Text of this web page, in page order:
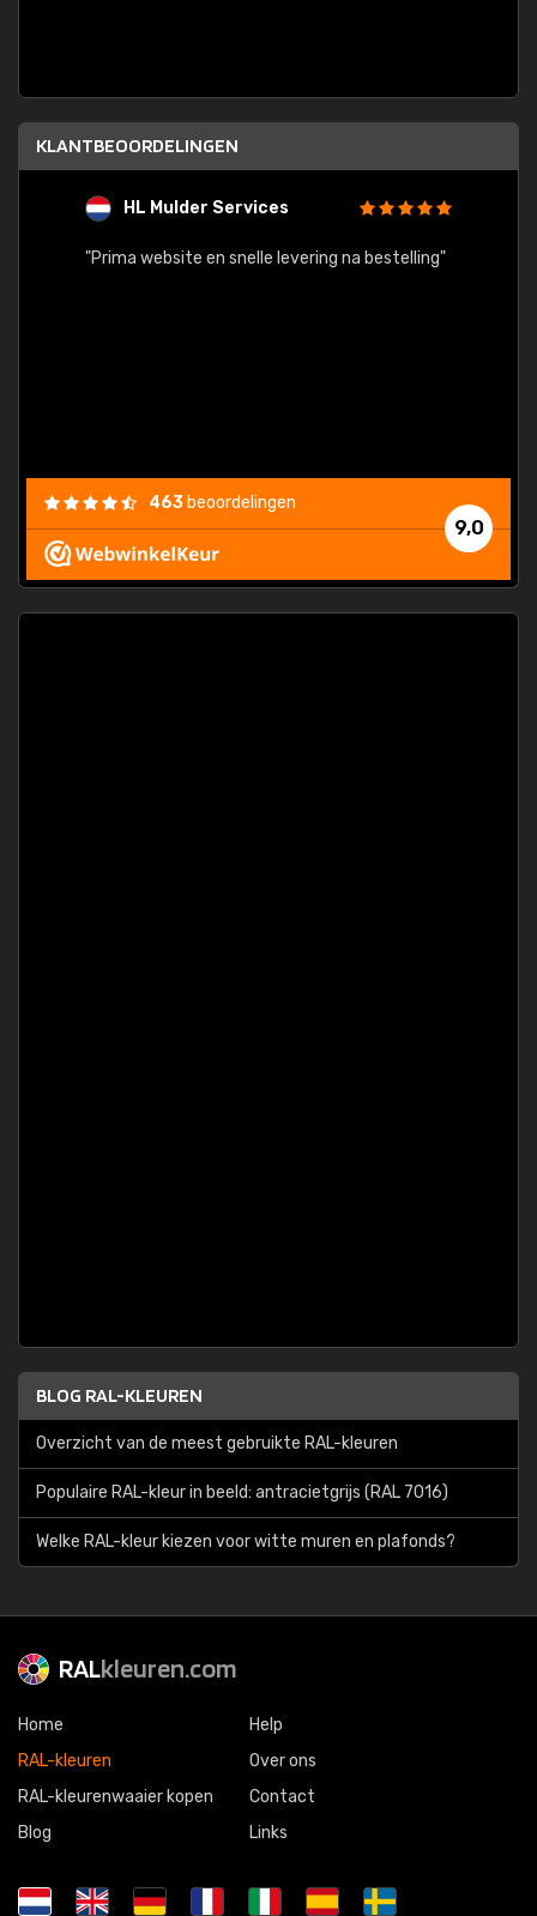
KLANTBEOORDELINGEN
HL Mulder Services
"Prima website en snelle levering na bestelling"
9,0
463 beoordelingen
BLOG RAL-KLEUREN
Overzicht van de meest gebruikte RAL-kleuren
Populaire RAL-kleur in beeld: antracietgrijs (RAL 7016)
Welke RAL-kleur kiezen voor witte muren en plafonds?
RALkleuren.com
Home
RAL-kleuren
RAL-kleurenwaaier kopen
Blog
Help
Over ons
Contact
Links